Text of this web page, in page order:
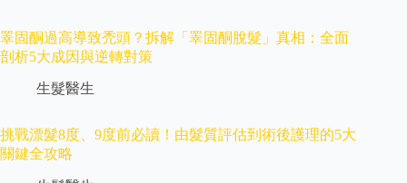
睪固酮過高導致禿頭？拆解「睪固酮脫髮」真相：全面
剖析5大成因與逆轉對策
生髮醫生
挑戰漂髮8度、9度前必讀！由髮質評估到術後護理的5大
關鍵全攻略